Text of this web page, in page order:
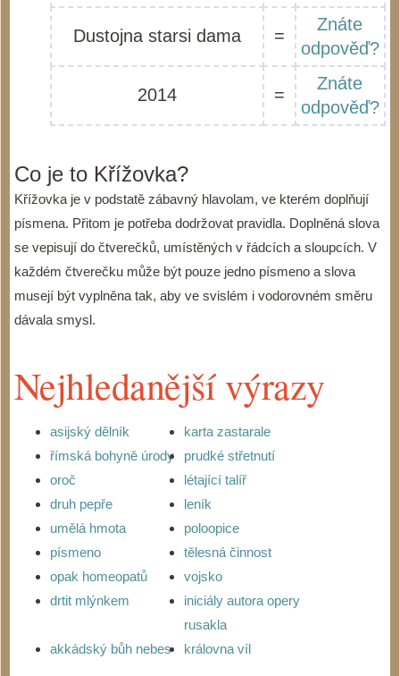
Dustojna starsi dama =
Znáte
odpověď?
2014 =
Znáte
odpověď?
Co je to Křížovka?
Křížovka je v podstatě zábavný hlavolam, ve kterém doplňují
písmena. Přitom je potřeba dodržovat pravidla. Doplněná slova
se vepisují do čtverečků, umístěných v řádcích a sloupcích. V
každém čtverečku může být pouze jedno písmeno a slova
musejí být vyplněna tak, aby ve svislém i vodorovném směru
dávala smysl.
Nejhledanější výrazy
asijský dělník
karta zastarale
římská bohyně úrody
prudké střetnutí
oroč
létající talíř
druh pepře
leník
umělá hmota
poloopice
písmeno
tělesná činnost
opak homeopatů
vojsko
drtit mlýnkem
iniciály autora opery
rusakla
akkádský bůh nebes
královna víl